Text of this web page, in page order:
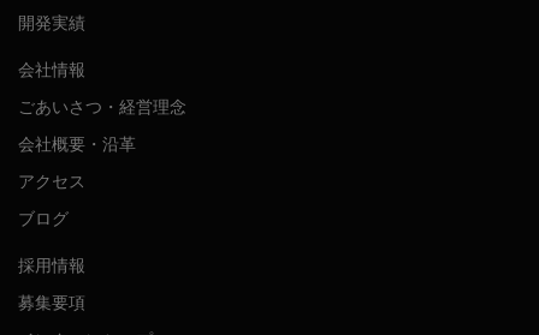
開発実績
会社情報
ごあいさつ・経営理念
会社概要・沿革
アクセス
ブログ
採用情報
募集要項